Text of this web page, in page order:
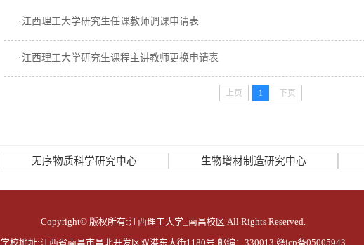
·江西理工大学研究生任课教师调课申请表
·江西理工大学研究生课程主讲教师更换申请表
上页 1 下页
无序物质科学研究中心 生物增材制造研究中心
Copyright© 版权所有:江西理工大学_南昌校区 All Rights Reserved.
学校地址:江西省南昌市昌北开发区双港东大街1180号 邮编：330013 赣icp备05005943